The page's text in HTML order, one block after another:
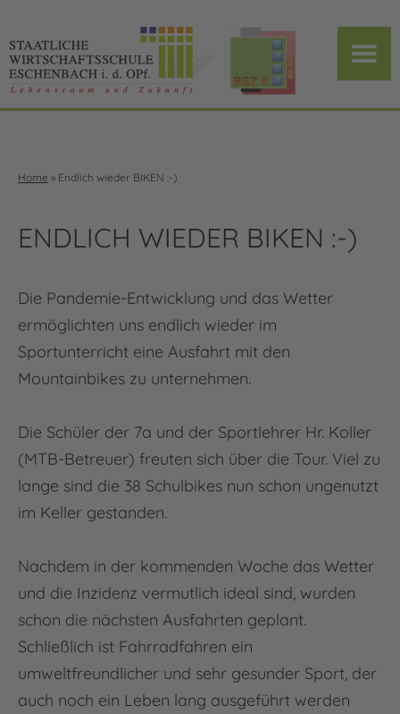
Home » Endlich wieder BIKEN :-)
ENDLICH WIEDER BIKEN :-)
Die Pandemie-Entwicklung und das Wetter
ermöglichten uns endlich wieder im
Sportunterricht eine Ausfahrt mit den
Mountainbikes zu unternehmen.
Die Schüler der 7a und der Sportlehrer Hr. Koller
(MTB-Betreuer) freuten sich über die Tour. Viel zu
lange sind die 38 Schulbikes nun schon ungenutzt
im Keller gestanden.
Nachdem in der kommenden Woche das Wetter
und die Inzidenz vermutlich ideal sind, wurden
schon die nächsten Ausfahrten geplant.
Schließlich ist Fahrradfahren ein
umweltfreundlicher und sehr gesunder Sport, der
auch noch ein Leben lang ausgeführt werden